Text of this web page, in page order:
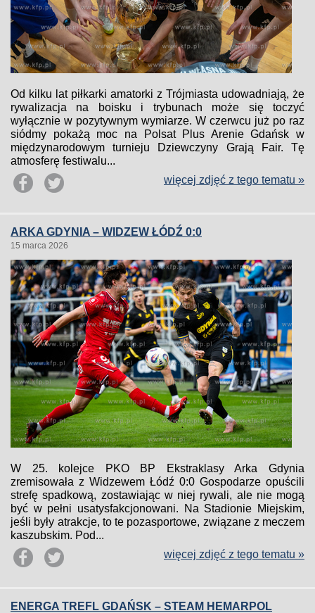
Od kilku lat piłkarki amatorki z Trójmiasta udowadniają, że
rywalizacja na boisku i trybunach może się toczyć
wyłącznie w pozytywnym wymiarze. W czerwcu już po raz
siódmy pokażą moc na Polsat Plus Arenie Gdańsk w
międzynarodowym turnieju Dziewczyny Grają Fair. Tę
atmosferę festiwalu...
więcej zdjęć z tego tematu »
ARKA GDYNIA – WIDZEW ŁÓDŹ 0:0
15 marca 2026
W 25. kolejce PKO BP Ekstraklasy Arka Gdynia
zremisowała z Widzewem Łódź 0:0 Gospodarze opuścili
strefę spadkową, zostawiając w niej rywali, ale nie mogą
być w pełni usatysfakcjonowani. Na Stadionie Miejskim,
jeśli były atrakcje, to te pozasportowe, związane z meczem
kaszubskim. Pod...
więcej zdjęć z tego tematu »
ENERGA TREFL GDAŃSK – STEAM HEMARPOL